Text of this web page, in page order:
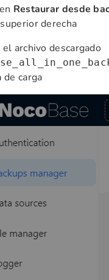
Restaurar desde
derecha
archivo descargado
de carga